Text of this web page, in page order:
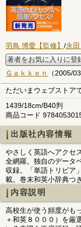
羽鳥 博愛【監修】 /永
著者をお気に入りに登
Ｇａｋｋｅｎ
（2005/
ただいまウェブストア
1439/18cm/B40判
商品コード
出版社内容情報
やさしく英語へアクセ
全網羅。独自のデータ
収録。「単語トリビア
載。巻末和英小辞典つき
内容説明
高校生が使う頻度がも
＋和英８０００）を厳